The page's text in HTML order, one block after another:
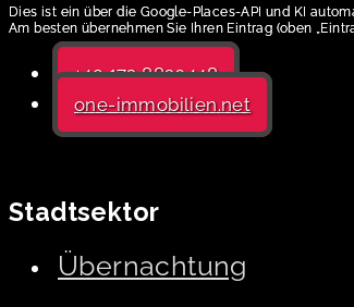
Dies ist ein über die Google-Places-API und KI
Am besten übernehmen Sie Ihren Eintrag (oben
+49 172 8820448
one-immobilien.net
Stadtsektor
Übernachtung